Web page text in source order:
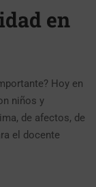
en
Hoy en
niños y
de afectos, de
el docente